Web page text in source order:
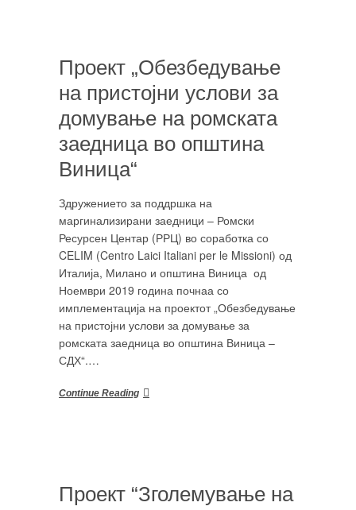
Проект „Обезбедување
на пристојни услови за
домување на ромската
заедница во општина
Виница“
Здружението за поддршка на
маргинализирани заедници – Ромски
Ресурсен Центар (РРЦ) во соработка со
CELIM (Centro Laici Italiani per le Missioni) од
Италија, Милано и општина Виница од
Ноември 2019 година почнаа со
имплементација на проектот „Обезбедување
на пристојни услови за домување за
ромската заедница во општина Виница –
СДХ“.…
Continue Reading
Проект “Зголемување на